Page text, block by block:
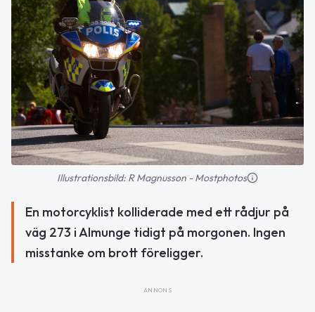
Illustrationsbild: R Magnusson - Mostphotos
En motorcyklist kolliderade med ett rådjur på
väg 273 i Almunge tidigt på morgonen. Ingen
misstanke om brott föreligger.
ANNONS